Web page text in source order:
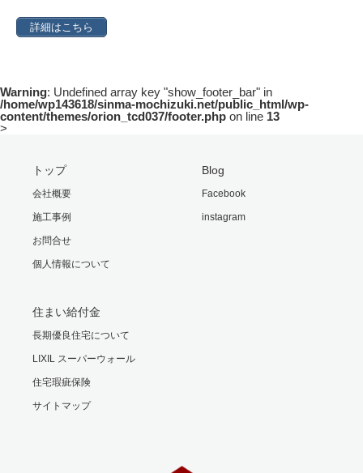
詳細はこちら
Warning: Undefined array key "show_footer_bar" in
/home/wp143618/sinma-mochizuki.net/public_html/wp-
content/themes/orion_tcd037/footer.php on line 13
>
トップ
会社概要
施工事例
お問合せ
個人情報について
Blog
Facebook
instagram
住まい給付金
長期優良住宅について
LIXIL スーパーウォール
住宅瑕疵保険
サイトマップ